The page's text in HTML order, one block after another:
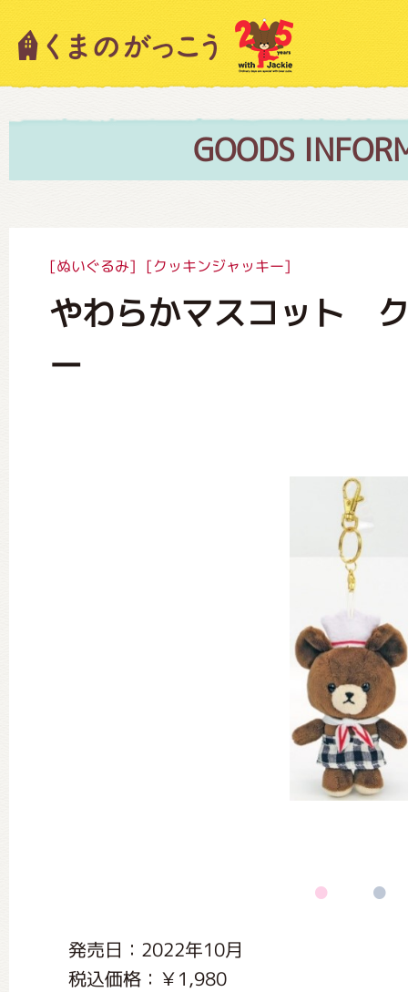
GOODS
[ぬいぐるみ] [クッキンジャッキー]
やわらかマスコット
ー
発売日：2022年10月
税込価格：￥1,980
キャラクター紹介
絵本・作家紹介
グッズインフォメーション
ミュージカル・コンサート
おたのしみコンテンツ(クイズ・
くまのがっこう 家庭科部